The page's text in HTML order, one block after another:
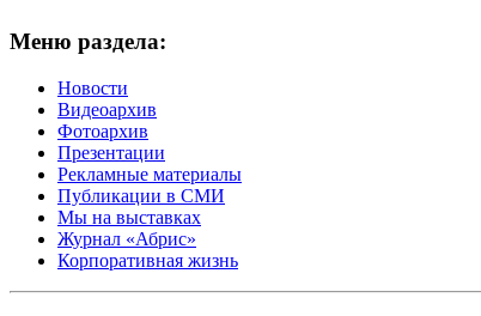
Меню раздела:
Новости
Видеоархив
Фотоархив
Презентации
Рекламные материалы
Публикации в СМИ
Мы на выставках
Журнал «Абрис»
Корпоративная жизнь